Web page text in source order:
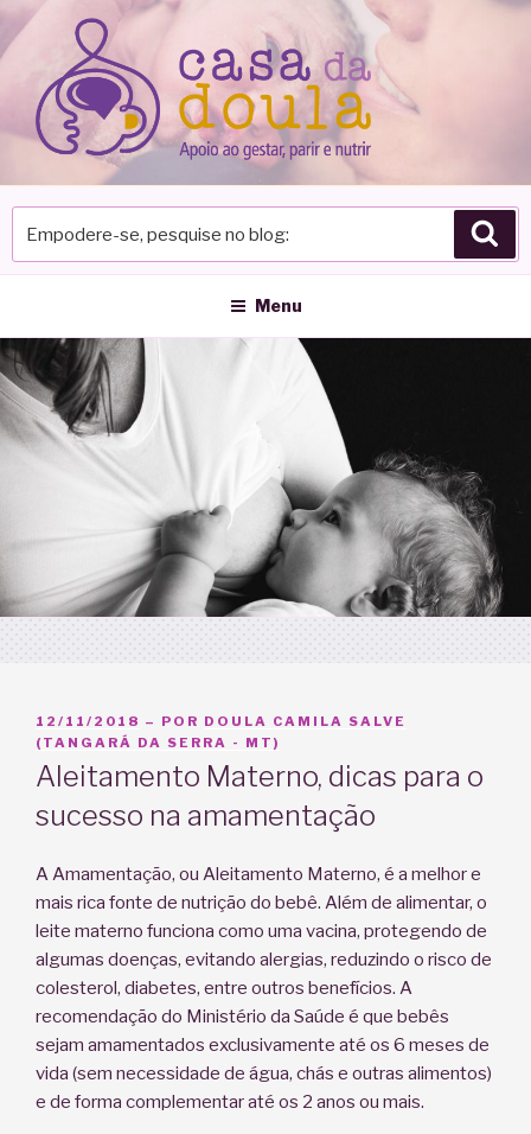
Pular
para
conteúdo
pesquise
blog
Menu
PUBLICADO
EM
12/11/2018 – POR DOULA CAMILA SALVE
(TANGARÁ DA SERRA - MT)
Aleitamento Materno, dicas para o
sucesso na amamentação
A Amamentação, ou Aleitamento Materno, é a melhor e
mais rica fonte de nutrição do bebê. Além de alimentar, o
leite materno funciona como uma vacina, protegendo de
algumas doenças, evitando alergias, reduzindo o risco de
colesterol, diabetes, entre outros benefícios. A
recomendação do Ministério da Saúde é que bebês
sejam amamentados exclusivamente até os 6 meses de
vida (sem necessidade de água, chás e outras alimentos)
e de forma complementar até os 2 anos ou mais.